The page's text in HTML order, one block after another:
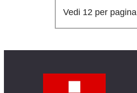
Vedi 12 per pagina